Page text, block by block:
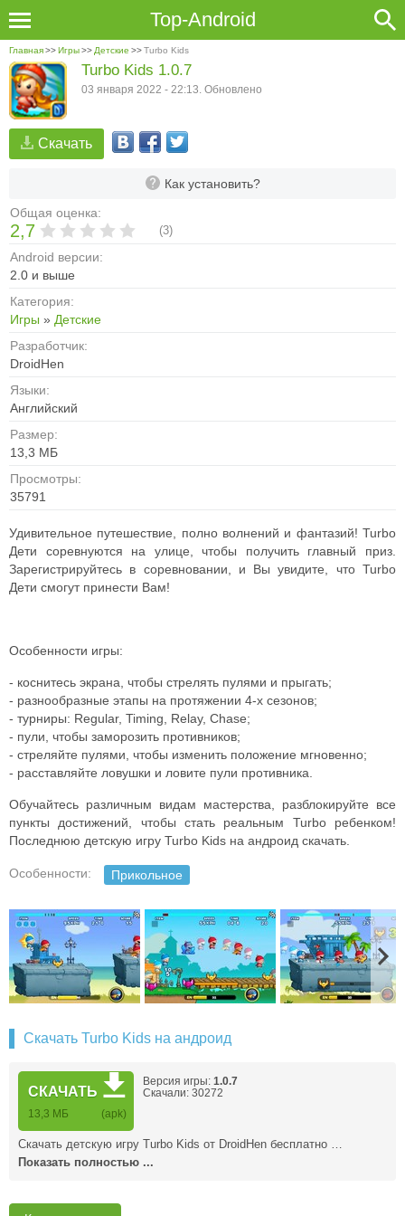
Top-Android
Главная>>Игры>> Детские >>Turbo Kids
Скачать
Как установить?
Общая оценка:
2,7 (3)
Android версии:
2.0 и выше
Категория:
Игры » Детские
Разработчик:
DroidHen
Языки:
Английский
Размер:
13,3 MБ
Просмотры:
35791
Turbo Kids 1.0.7
03 января 2022 - 22:13. Обновлено
Удивительное путешествие, полно волнений и фантазий! Turbo
Дети соревнуются на улице, чтобы получить главный приз.
Зарегистрируйтесь в соревновании, и Вы увидите, что Turbo
Дети смогут принести Вам!
Особенности игры:
- коснитесь экрана, чтобы стрелять пулями и прыгать;
- разнообразные этапы на протяжении 4-х сезонов;
- турниры: Regular, Timing, Relay, Chase;
- пули, чтобы заморозить противников;
- стреляйте пулями, чтобы изменить положение мгновенно;
- расставляйте ловушки и ловите пули противника.
Обучайтесь различным видам мастерства, разблокируйте все
пункты достижений, чтобы стать реальным Turbo ребенком!
Последнюю детскую игру Turbo Kids на андроид скачать.
Особенности: Прикольное
Скачать Turbo Kids на андроид
СКАЧАТЬ
13,3 MБ (apk)
Версия игры: 1.0.7
Скачали: 30272
Скачать детскую игру Turbo Kids от DroidHen бесплатно …
Показать полностью ...